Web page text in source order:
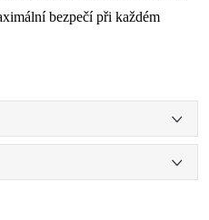
bezpečí při každém